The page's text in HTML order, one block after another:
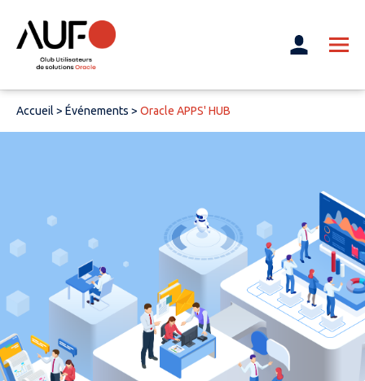
Accueil > Événements > Oracle APPS' HUB